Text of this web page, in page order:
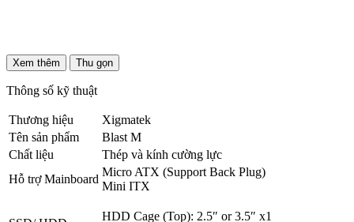
Xem thêm Thu gọn
Thông số kỹ thuật
Thương hiệu
Xigmatek
Tên sản phẩm
Blast M
Chất liệu
Thép và kính cường lực
Hỗ trợ Mainboard
Micro ATX (Support Back Plug)
Mini ITX
HDD Cage (Top): 2.5″ or 3.5″ x1